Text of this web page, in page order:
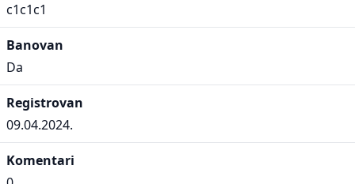
c1c1c1
Banovan
Da
Registrovan
09.04.2024.
Komentari